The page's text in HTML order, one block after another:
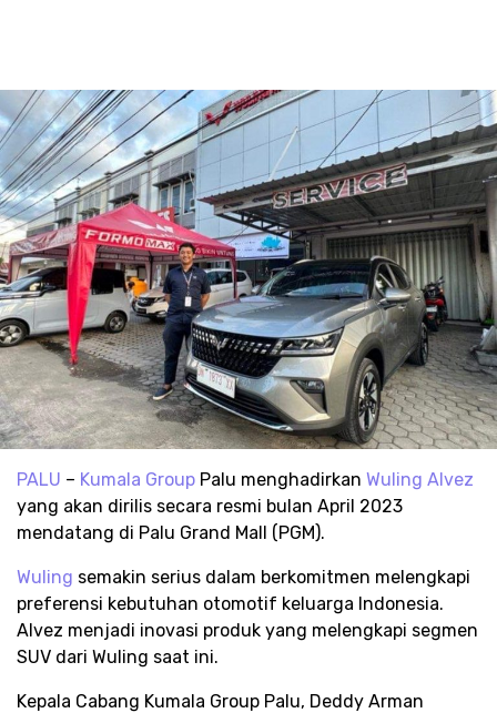
PALU – Kumala Group Palu menghadirkan Wuling Alvez
yang akan dirilis secara resmi bulan April 2023
mendatang di Palu Grand Mall (PGM).
Wuling semakin serius dalam berkomitmen melengkapi
preferensi kebutuhan otomotif keluarga Indonesia.
Alvez menjadi inovasi produk yang melengkapi segmen
SUV dari Wuling saat ini.
Kepala Cabang Kumala Group Palu, Deddy Arman